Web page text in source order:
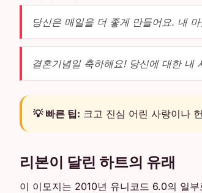
당신은 매일을 더 좋게 만들어요. 내
결혼기념일 축하해요! 당신에 대한 내
💡 빠른 팁: 크고 진심 어린 사랑이나
리본이 달린 하트의 유래
이 이모지는 2010년 유니코드 6.0의 일